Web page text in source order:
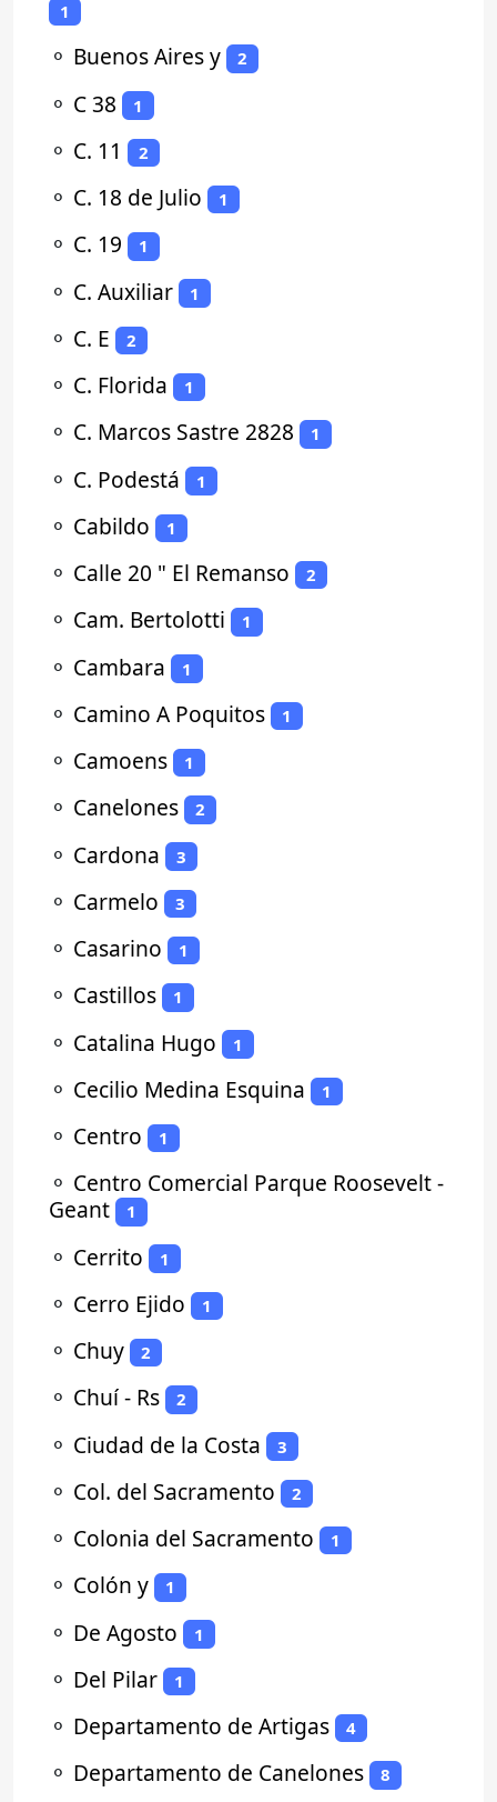
1
⚬ Buenos Aires y 2
⚬ C 38 1
⚬ C. 11 2
⚬ C. 18 de Julio 1
⚬ C. 19 1
⚬ C. Auxiliar 1
⚬ C. E 2
⚬ C. Florida 1
⚬ C. Marcos Sastre 2828 1
⚬ C. Podestá 1
⚬ Cabildo 1
⚬ Calle 20 " El Remanso 2
⚬ Cam. Bertolotti 1
⚬ Cambara 1
⚬ Camino A Poquitos 1
⚬ Camoens 1
⚬ Canelones 2
⚬ Cardona 3
⚬ Carmelo 3
⚬ Casarino 1
⚬ Castillos 1
⚬ Catalina Hugo 1
⚬ Cecilio Medina Esquina 1
⚬ Centro 1
⚬ Centro Comercial Parque Roosevelt -
Geant
1
⚬ Cerrito 1
⚬ Cerro Ejido 1
⚬ Chuy 2
⚬ Chuí - Rs 2
⚬ Ciudad de la Costa 3
⚬ Col. del Sacramento 2
⚬ Colonia del Sacramento 1
⚬ Colón y 1
⚬ De Agosto 1
⚬ Del Pilar 1
⚬ Departamento de Artigas 4
⚬ Departamento de Canelones 8